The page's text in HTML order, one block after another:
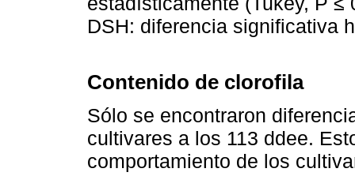
DSH: diferencia significativa
Contenido de clorofila
Sólo se encontraron
cultivares a los 113 ddee.
comportamiento de los